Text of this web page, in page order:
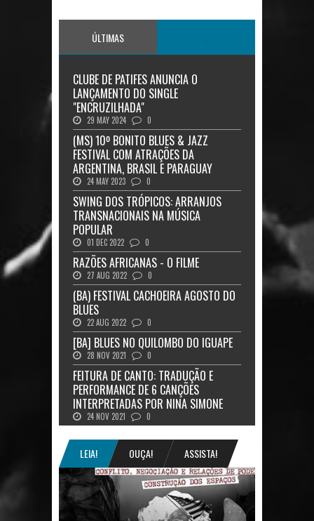
ÚLTIMAS
CLUBE DE PATIFES ANUNCIA O
LANÇAMENTO DO SINGLE
"ENCRUZILHADA"
29 MAY 2024 0
(MS) 10º BONITO BLUES & JAZZ
FESTIVAL COM ATRAÇÕES DA
ARGENTINA, BRASIL E PARAGUAY
24 MAY 2023 0
SWING DOS TRÓPICOS: ARRANJOS
TRANSNACIONAIS NA MÚSICA
POPULAR
01 DEC 2022 0
RAZÕES AFRICANAS - O FILME
27 AUG 2022 0
(BA) FESTIVAL CACHOEIRA AGOSTO DO
BLUES
22 AUG 2022 0
[BA] BLUES NO QUILOMBO DO IGUAPE
28 NOV 2021 0
FEITURA DE CANTO: TRADUÇÃO E
PERFORMANCE DE 6 CANÇÕES
INTERPRETADAS POR NINA SIMONE
24 NOV 2021 0
LEIA! OUÇA! ASSISTA!